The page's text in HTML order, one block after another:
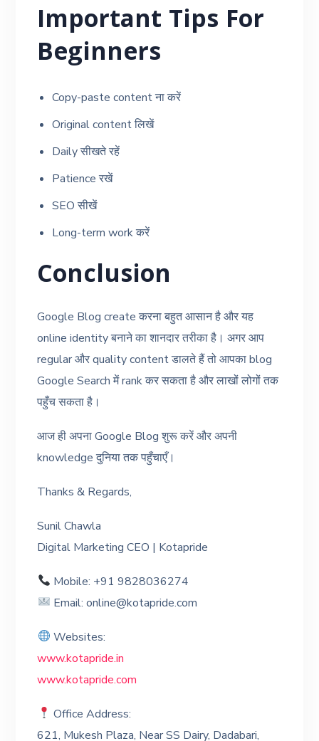
Important Tips For
Beginners
Copy-paste content ना करें
Original content लिखें
Daily सीखते रहें
Patience रखें
SEO सीखें
Long-term work करें
Conclusion
Google Blog create करना बहुत आसान है और यह
online identity बनाने का शानदार तरीका है। अगर आप
regular और quality content डालते हैं तो आपका blog
Google Search में rank कर सकता है और लाखों लोगों तक
पहुँच सकता है।
आज ही अपना Google Blog शुरू करें और अपनी
knowledge दुनिया तक पहुँचाएँ।
Thanks & Regards,
Sunil Chawla
Digital Marketing CEO | Kotapride
Mobile: +91 9828036274
Email: online@kotapride.com
Websites:
www.kotapride.in
www.kotapride.com
Office Address:
621, Mukesh Plaza, Near SS Dairy, Dadabari,